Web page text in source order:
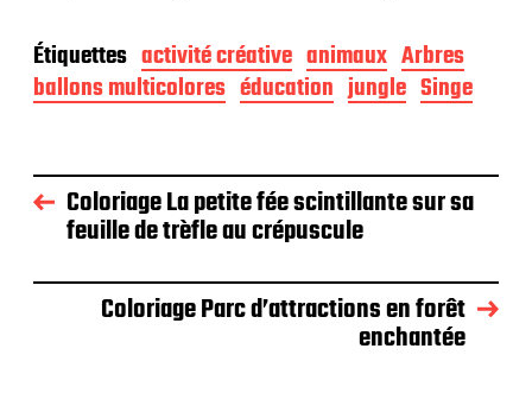
Étiquettes activité créative animaux Arbres
ballons multicolores éducation jungle Singe
Coloriage La petite fée scintillante sur sa
feuille de trèfle au crépuscule
Coloriage Parc d’attractions en forêt
enchantée